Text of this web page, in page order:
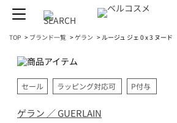
TOP > ブランド一覧 >ゲラン >ルージュ ジェ 0 x 3 ヌード
セール ラッピング対応可 P付与
ゲラン ／ GUERLAIN